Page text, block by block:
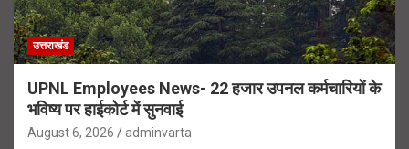
उत्तराखंड
UPNL Employees News- 22 हजार उपनल कर्मचारियों के
भविष्य पर हाईकोर्ट में सुनवाई
August 6, 2026 adminvarta